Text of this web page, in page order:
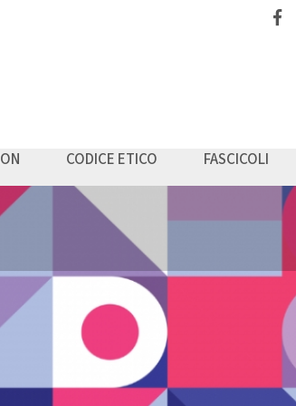
CODICE ETICO FASCICOLI
&